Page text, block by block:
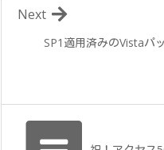
SP1適用済みのVistaパ
Next